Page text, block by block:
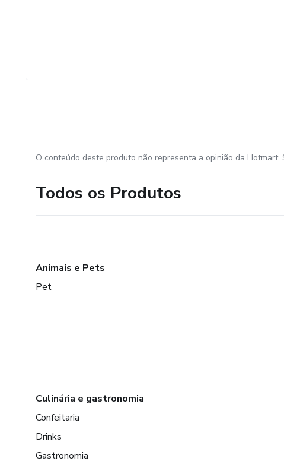
O conteúdo deste produto não representa a opinião da Hotmart.
Todos os Produtos
Animais e Pets
Pet
Culinária e gastronomia
Confeitaria
Drinks
Gastronomia